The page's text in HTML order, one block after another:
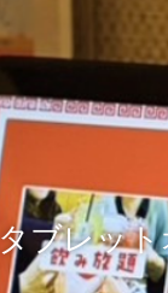
タブレッ